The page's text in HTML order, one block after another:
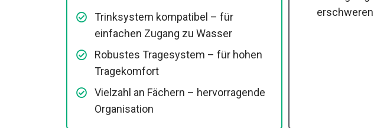
Trinksystem kompatibel – für
einfachen Zugang zu Wasser
Robustes Tragesystem – für hohen
Tragekomfort
Vielzahl an Fächern – hervorragende
Organisation
erschweren